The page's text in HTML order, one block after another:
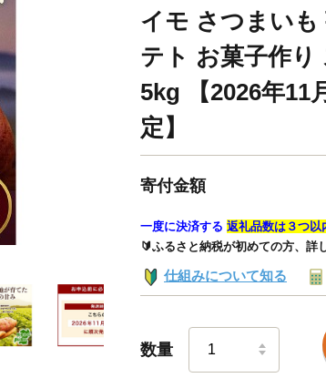
イモ さつまい
テト お菓子作り
5kg 【2026年11
定】
寄付金額
一度に決済する 返礼品数は３つ以
🔰ふるさと納税が初めての方、詳
仕組みについて知る
数量